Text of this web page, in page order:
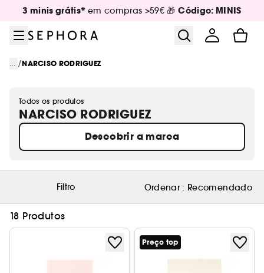
Ir para o menu
Ir para o conteúdo principal
Ir para o rodapé
3 minis grátis* em compras >59€ 🎁Código: MINIS
... /NARCISO RODRIGUEZ
Todos os produtos
NARCISO RODRIGUEZ
Descobrir a marca
Filtro Ordenar : Recomendado
18 Produtos
Preço top